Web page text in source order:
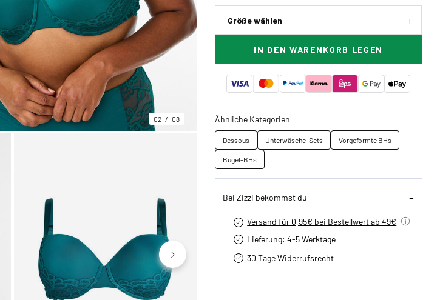
02 08
Größe wählen
IN DEN WARENKORB LEGEN
Ähnliche Kategorien
Dessous Unterwäsche-Sets
Vorgeformte BHs
Bügel-BHs
Bei Zizzi bekommst du
Versand für 0,95€ bei Bestellwert ab 49€
Lieferung: 4-5 Werktage
30 Tage Widerrufsrecht